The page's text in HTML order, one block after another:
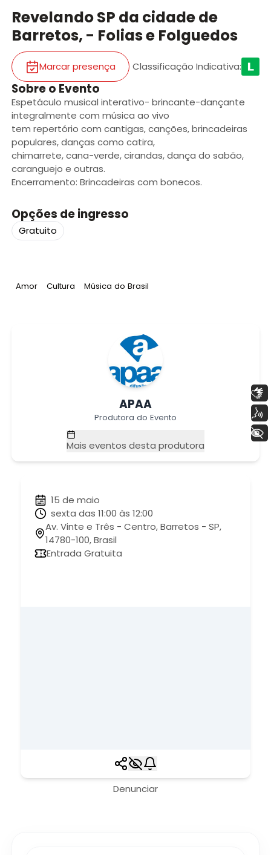
Revelando SP da cidade de
Barretos, - Folias e Folguedos
Marcar presença Classificação Indicativa:
Sobre o Evento
Espetáculo musical interativo- brincante-dançante
integralmente com música ao vivo
tem repertório com cantigas, canções, brincadeiras
populares, danças como catira,
chimarrete, cana-verde, cirandas, dança do sabão,
caranguejo e outras.
Encerramento: Brincadeiras com bonecos.
Opções de ingresso
Gratuito
Tag:
Amor Tag:
Cultura Tag:
Música do Brasil
APAA
Produtora do Evento
Mais eventos desta produtora
15 de maio
sexta das 11:00 às 12:00
Av. Vinte e Três - Centro, Barretos - SP,
14780-100, Brasil
Entrada Gratuita
Denunciar